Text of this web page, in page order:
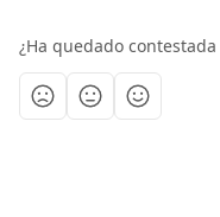
¿Ha quedado